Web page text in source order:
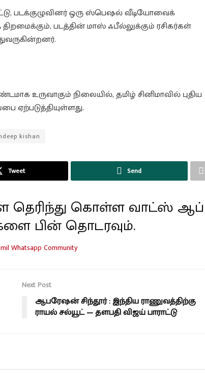
படக்குழுவினர் ஒரு ஸ்பெஷல் வீடியோவைக்
படத்தின் மாஸ் ஃபீல்லுக்கும் ரசிகர்கள்
உருவாகும் நிலையில், தமிழ் சினிமாவில் புதிய
ஏற்படுத்தியுள்ளது.
kishan
Tweet Send
தெரிந்து கொள்ள வாட்ஸ் ஆப்
பின் தொடரவும்.
Next Post
ஆபரேஷன் சிந்தூர் : இந்திய ராணுவத்திற்கு
ராயல் சல்யூட் — தளபதி விஜய் பாராட்டு